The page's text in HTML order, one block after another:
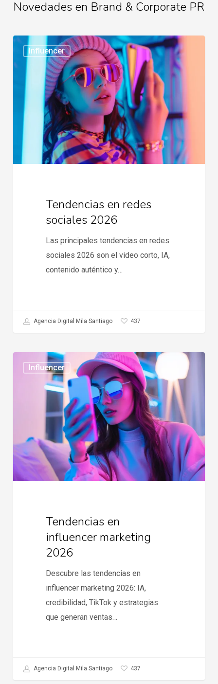
Novedades en Brand & Corporate PR
Influencer
Tendencias
redes
sociales
2026
Tendencias en redes
sociales 2026
Las principales tendencias en redes
sociales 2026 son el video corto, IA,
contenido auténtico y…
Agencia Digital Mila Santiago 437
Influencer
Tendencias
influencer
Tendencias en
influencer marketing
2026
Descubre las tendencias en
influencer marketing 2026: IA,
credibilidad, TikTok y estrategias
que generan ventas…
Agencia Digital Mila Santiago 437